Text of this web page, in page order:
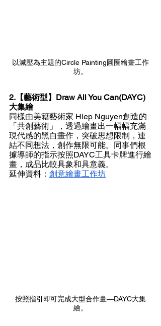
以減壓為主題的Circle Painting圓圈繪畫工作
坊。
2.【藝術型】Draw All You Can(DAYC)
大集繪
同樣由美籍藝術家 Hiep Nguyen創造的
「共創藝術」，透過繪畫出一幅幅充滿
現代感的黑白畫作，突破思想限制，連
結不同想法，創作無限可能。同事們根
據導師的指示按照DAYC工具卡牌進行繪
畫，成品比較具象和具意義。
延伸資料： 創意繪畫工作坊
按照指引即可完成大型合作畫—DAYC大集
繪。